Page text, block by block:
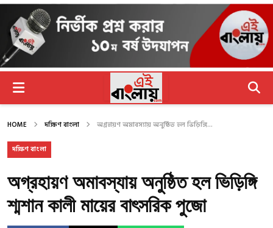
HOME দক্ষিণ বাংলা অগ্রহায়ণ অমাবস্যায় অনুষ্ঠিত হল ভিড়িঙ্গি...
দক্ষিণ বাংলা
অগ্রহায়ণ অমাবস্যায় অনুষ্ঠিত হল ভিড়িঙ্গি
শ্মশান কালী মায়ের বাৎসরিক পুজো